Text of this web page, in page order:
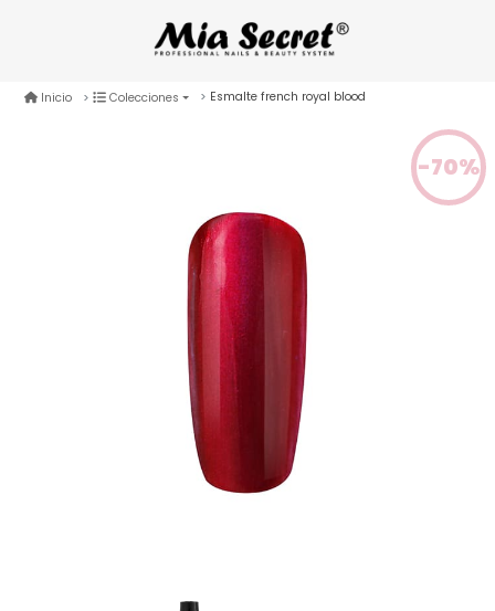
Inicio Colecciones Esmalte french royal blood
-70%